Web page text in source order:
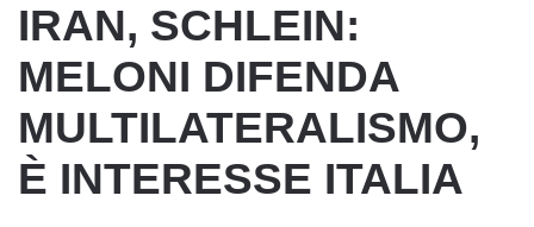
IRAN, SCHLEIN:
MELONI DIFENDA
MULTILATERALISMO,
È INTERESSE ITALIA